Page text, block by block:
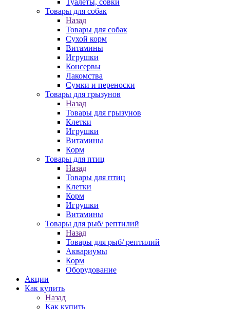
Товары для собак
Назад
Товары для собак
Cухой корм
Витамины
Игрушки
Консервы
Лакомства
Сумки и переноски
Товары для грызунов
Назад
Товары для грызунов
Клетки
Игрушки
Витамины
Корм
Товары для птиц
Назад
Товары для птиц
Клетки
Корм
Игрушки
Витамины
Товары для рыб/ рептилий
Назад
Товары для рыб/ рептилий
Аквариумы
Корм
Оборудование
Акции
Как купить
Назад
Как купить